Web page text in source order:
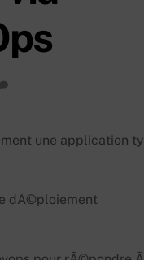
une application
dÃ©ploiement